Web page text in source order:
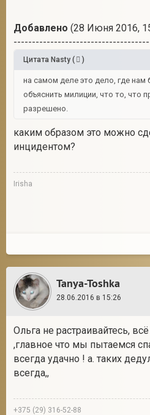
Добавлено (28 Июня 2016,
Цитата Nasty ( )
на самом деле это дело, где нам
объяснить милиции, что то, что
разрешено.
каким образом это можно
инцидентом?
Irisha
Tanya-Toshka
28.06.2016 в 15:26
Ольга не растраивайтесь,
,главное что мы пытаемся
всегда удачно ! а. таких
всегда,,
+375 (29) 316-52-88